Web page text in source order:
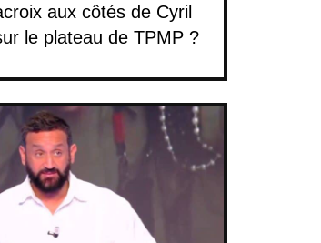
aux côtés de Cyril
le plateau de TPMP ?